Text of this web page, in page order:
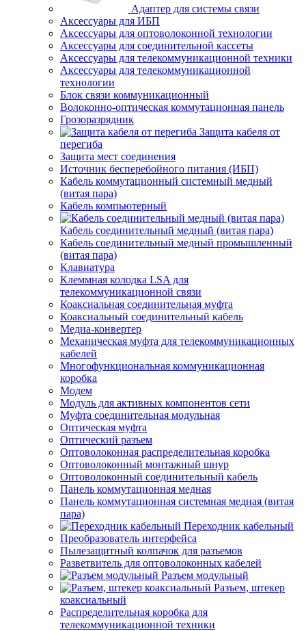
Адаптер для системы связи
Аксессуары для ИБП
Аксессуары для оптоволоконной технологии
Аксессуары для соединительной кассеты
Аксессуары для телекоммуникационной техники
Аксессуары для телекоммуникационной
технологии
Блок связи коммуникационный
Волоконно-оптическая коммутационная панель
Грозоразрядник
Защита кабеля от
перегиба
Защита мест соединения
Источник бесперебойного питания (ИБП)
Кабель коммутационный системный медный
(витая пара)
Кабель компьютерный
Кабель соединительный медный (витая пара)
Кабель соединительный медный промышленный
(витая пара)
Клавиатура
Клеммная колодка LSA для
телекоммуникационной связи
Коаксиальная соединительная муфта
Коаксиальный соединительный кабель
Медиа-конвертер
Механическая муфта для телекоммуникационных
кабелей
Многофункциональная коммуникационная
коробка
Модем
Модуль для активных компонентов сети
Муфта соединительная модульная
Оптическая муфта
Оптический разъем
Оптоволоконная распределительная коробка
Оптоволоконный монтажный шнур
Оптоволоконный соединительный кабель
Панель коммутационная медная
Панель коммутационная системная медная (витая
пара)
Переходник кабельный
Преобразователь интерфейса
Пылезащитный колпачок для разъемов
Разветвитель для оптоволоконных кабелей
Разъем модульный
Разъем, штекер
коаксиальный
Распределительная коробка для
телекоммуникационной техники